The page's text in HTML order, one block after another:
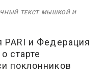
ТЕКСТ МЫШКОЙ И
PARI и Федерация
старте
поклонников